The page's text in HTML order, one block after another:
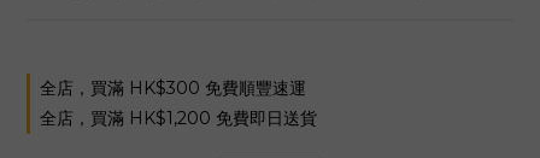
全店，買滿 HK$300 免費順豐速運
全店，買滿 HK$1,200 免費即日送貨